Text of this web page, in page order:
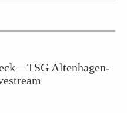
– TSG Altenhagen-